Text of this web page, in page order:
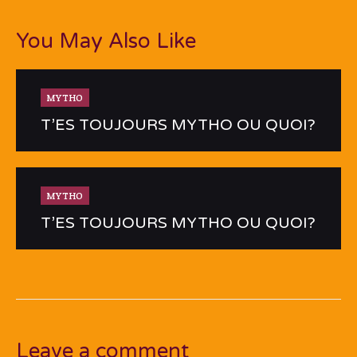
You May Also Like
MYTHO
T’ES TOUJOURS MYTHO OU QUOI?
MYTHO
T’ES TOUJOURS MYTHO OU QUOI?
Leave a comment